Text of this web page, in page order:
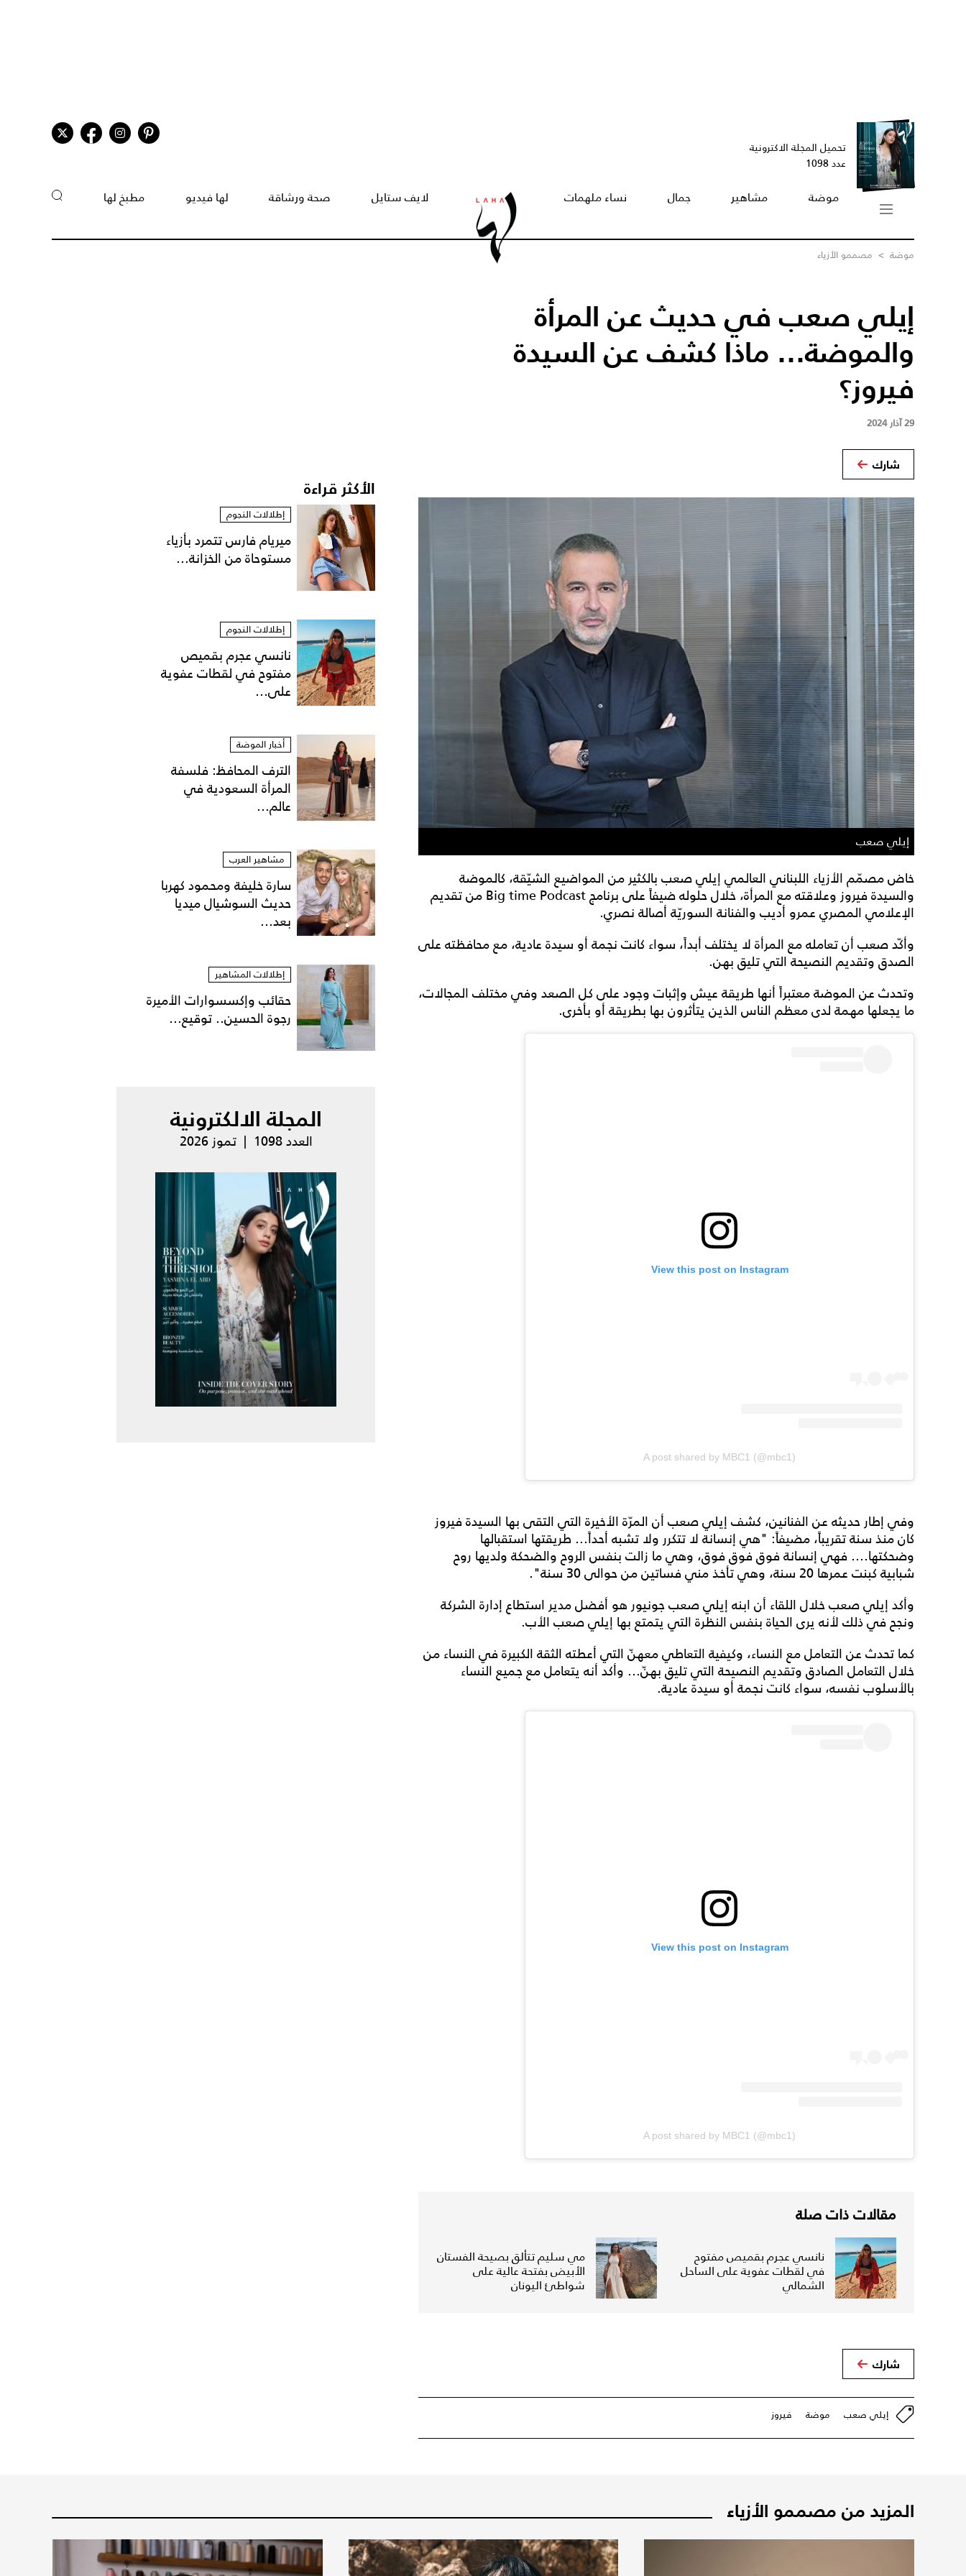
تحميل المجلة الاكترونية
عدد 1098
موضة مشاهير جمال نساء ملهمات لايف ستايل صحة ورشاقة لها فيديو مطبخ لها
موضة > مصممو الأزياء
إيلي صعب في حديث عن المرأة
والموضة... ماذا كشف عن السيدة
فيروز؟
29 آذار 2024
شارك
إيلي صعب
خاض مصمّم الأزياء اللبناني العالمي إيلي صعب بالكثير من المواضيع الشيّقة، كالموضة
والسيدة فيروز وعلاقته مع المرأة، خلال حلوله ضيفاً على برنامج Big time Podcast من تقديم
الإعلامي المصري عمرو أديب والفنانة السوريّة أصالة نصري.
وأكّد صعب أن تعامله مع المرأة لا يختلف أبداً، سواء كانت نجمة أو سيدة عادية، مع محافظته على
الصدق وتقديم النصيحة التي تليق بهن.
وتحدث عن الموضة معتبراً أنها طريقة عيش وإثبات وجود على كل الصعد وفي مختلف المجالات،
ما يجعلها مهمة لدى معظم الناس الذين يتأثرون بها بطريقة أو بأخرى.
View this post on Instagram
A post shared by MBC1 (@mbc1)
وفي إطار حديثه عن الفنانين، كشف إيلي صعب أن المرّة الأخيرة التي التقى بها السيدة فيروز
كان منذ سنة تقريباً، مضيفاً: "هي إنسانة لا تتكرر ولا تشبه أحداً... طريقتها استقبالها
وضحكتها.... فهي إنسانة فوق فوق فوق، وهي ما زالت بنفس الروح والضحكة ولديها روح
شبابية كبنت عمرها 20 سنة، وهي تأخذ مني فساتين من حوالى 30 سنة".
وأكد إيلي صعب خلال اللقاء أن ابنه إيلي صعب جونيور هو أفضل مدير استطاع إدارة الشركة
ونجح في ذلك لأنه يرى الحياة بنفس النظرة التي يتمتع بها إيلي صعب الأب.
كما تحدث عن التعامل مع النساء، وكيفية التعاطي معهنّ التي أعطته الثقة الكبيرة في النساء من
خلال التعامل الصادق وتقديم النصيحة التي تليق بهنّ... وأكد أنه يتعامل مع جميع النساء
بالأسلوب نفسه، سواء كانت نجمة أو سيدة عادية.
View this post on Instagram
A post shared by MBC1 (@mbc1)
مقالات ذات صلة
نانسي عجرم بقميص مفتوح
في لقطات عفوية على الساحل
الشمالي
مي سليم تتألق بصيحة الفستان
الأبيض بفتحة عالية على
شواطئ اليونان
شارك
إيلي صعب موضة فيروز
الأكثر قراءة
إطلالات النجوم
ميريام فارس تتمرد بأزياء
مستوحاة من الخزانة...
إطلالات النجوم
نانسي عجرم بقميص
مفتوح في لقطات عفوية
على...
أخبار الموضة
الترف المحافظ: فلسفة
المرأة السعودية في
عالم...
مشاهير العرب
سارة خليفة ومحمود كهربا
حديث السوشيال ميديا
بعد...
إطلالات المشاهير
حقائب وإكسسوارات الأميرة
رجوة الحسين.. توقيع...
المجلة الالكترونية
العدد 1098 | تموز 2026
المزيد من مصممو الأزياء